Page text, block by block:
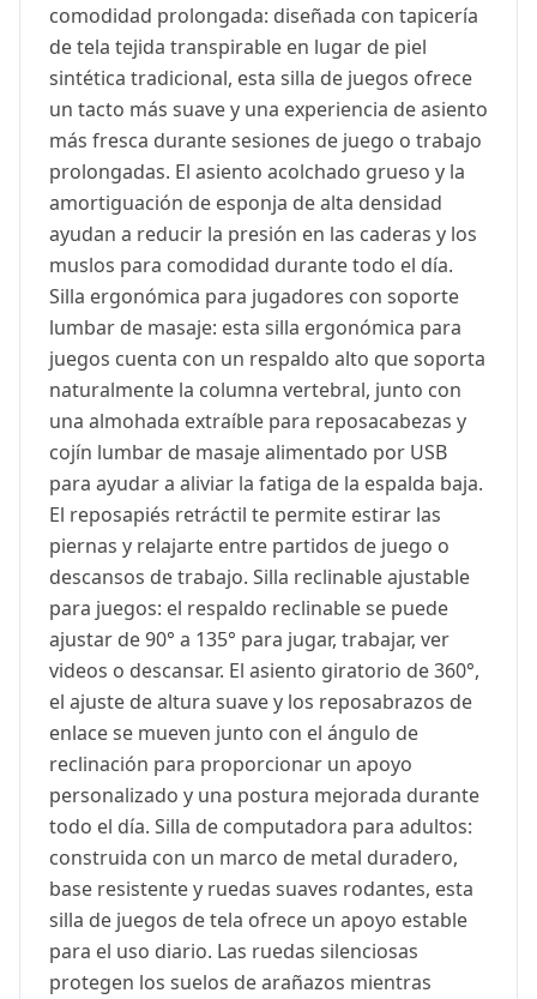
comodidad prolongada: diseñada con tapicería
de tela tejida transpirable en lugar de piel
sintética tradicional, esta silla de juegos ofrece
un tacto más suave y una experiencia de asiento
más fresca durante sesiones de juego o trabajo
prolongadas. El asiento acolchado grueso y la
amortiguación de esponja de alta densidad
ayudan a reducir la presión en las caderas y los
muslos para comodidad durante todo el día.
Silla ergonómica para jugadores con soporte
lumbar de masaje: esta silla ergonómica para
juegos cuenta con un respaldo alto que soporta
naturalmente la columna vertebral, junto con
una almohada extraíble para reposacabezas y
cojín lumbar de masaje alimentado por USB
para ayudar a aliviar la fatiga de la espalda baja.
El reposapiés retráctil te permite estirar las
piernas y relajarte entre partidos de juego o
descansos de trabajo. Silla reclinable ajustable
para juegos: el respaldo reclinable se puede
ajustar de 90° a 135° para jugar, trabajar, ver
videos o descansar. El asiento giratorio de 360°,
el ajuste de altura suave y los reposabrazos de
enlace se mueven junto con el ángulo de
reclinación para proporcionar un apoyo
personalizado y una postura mejorada durante
todo el día. Silla de computadora para adultos:
construida con un marco de metal duradero,
base resistente y ruedas suaves rodantes, esta
silla de juegos de tela ofrece un apoyo estable
para el uso diario. Las ruedas silenciosas
protegen los suelos de arañazos mientras